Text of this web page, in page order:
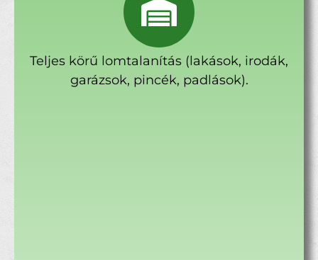
Teljes körű lomtalanítás (lakások, irodák,
garázsok, pincék, padlások).